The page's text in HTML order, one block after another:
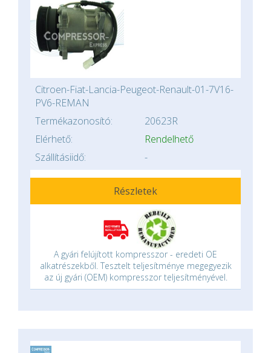
Citroen-Fiat-Lancia-Peugeot-Renault-01-7V16-
PV6-REMAN
Termékazonosító:
20623R
Elérhető:
Rendelhető
Szállításiidő:
-
Részletek
A gyári felújított kompresszor - eredeti OE
alkatrészekből. Tesztelt teljesítménye megegyezik
az új gyári (OEM) kompresszor teljesítményével.